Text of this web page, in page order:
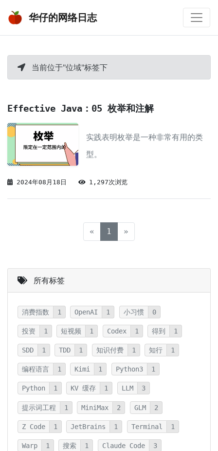
华仔的网络日志
当前位于"位域"标签下
Effective Java：05 枚举和注解
实践表明枚举是一种非常有用的类
型。
2024年08月18日 1,297次浏览
« 1 (current)
»
所有标签
消费指数 1 OpenAI 1 小习惯 0
投资 1 短视频 1 Codex 1 得到 1
SDD 1 TDD 1 知识付费 1 知行 1
编程语言 1 Kimi 1 Python3 1
Python 1 KV 缓存 1 LLM 3
提示词工程 1 MiniMax 2 GLM 2
Z Code 1 JetBrains 1 Terminal 1
Warp 1 搜索 1 Claude Code 3